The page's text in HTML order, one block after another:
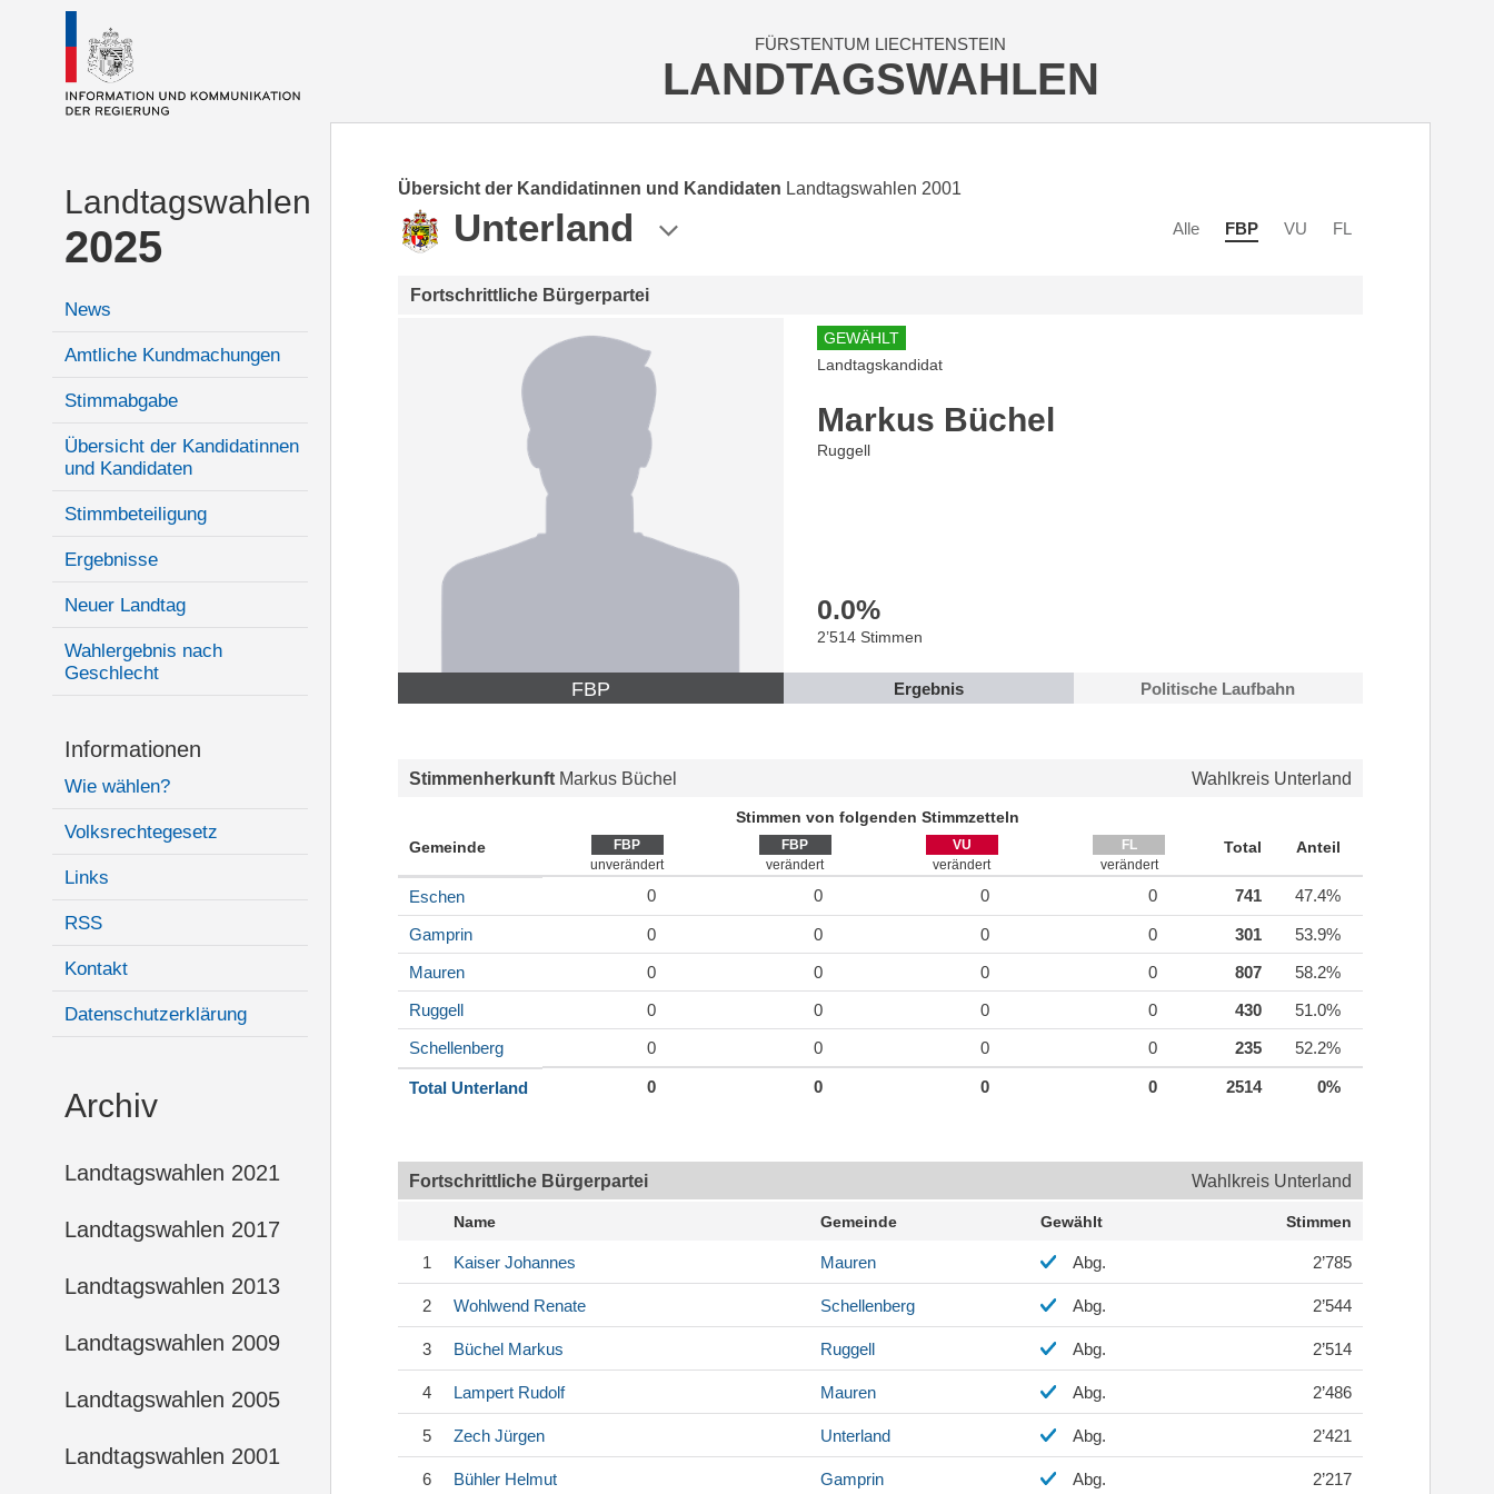
Landtagswahlen
2025
News
Amtliche Kundmachungen
Stimmabgabe
Übersicht der Kandidatinnen
und Kandidaten
Stimmbeteiligung
Ergebnisse
Neuer Landtag
Wahlergebnis nach
Geschlecht
Informationen
Wie wählen?
Volksrechtegesetz
Links
RSS
Kontakt
Datenschutzerklärung
Archiv
Landtagswahlen 2021
Landtagswahlen 2017
Landtagswahlen 2013
Landtagswahlen 2009
Landtagswahlen 2005
Landtagswahlen 2001
FÜRSTENTUM LIECHTENSTEIN
LANDTAGSWAHLEN
Übersicht der Kandidatinnen und Kandidaten Landtagswahlen 2001
Unterland Alle FBP VU FL
Fortschrittliche Bürgerpartei
FBP
GEWÄHLT
Landtagskandidat
Markus Büchel
Ruggell
0.0%
2’514 Stimmen
Ergebnis Politische Laufbahn
Stimmenherkunft Markus Büchel Wahlkreis Unterland
Stimmen von folgenden Stimmzetteln
Gemeinde
FBP
unverändert
FBP
verändert
VU
verändert
FL
verändert
Total Anteil
Eschen 0 0 0 0 741 47.4%
Gamprin 0 0 0 0 301
53.9%
Mauren
0 0 0 0 807
58.2%
Ruggell
0 0 0 0 430
51.0%
Schellenberg
0 0 0 0 235 52.2%
Total Unterland 0 0 0 0 2514 0%
Fortschrittliche Bürgerpartei Wahlkreis Unterland
Name Gemeinde Gewählt Stimmen
1 Kaiser Johannes Mauren Abg. 2’785
2 Wohlwend Renate Schellenberg Abg. 2’544
3 Büchel Markus Ruggell Abg. 2’514
4 Lampert Rudolf Mauren Abg. 2’486
5 Zech Jürgen Unterland Abg. 2’421
6 Bühler Helmut Gamprin Abg. 2’217